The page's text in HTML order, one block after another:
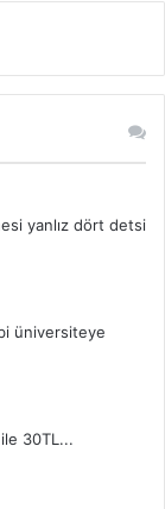
yanlız dört detsi
üniversiteye
30TL...